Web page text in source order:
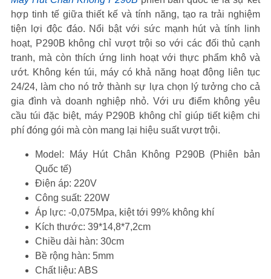
hợp tinh tế giữa thiết kế và tính năng, tạo ra trải nghiệm
tiện lợi độc đáo. Nổi bật với sức mạnh hút và tính linh
hoạt, P290B không chỉ vượt trội so với các đối thủ cạnh
tranh, mà còn thích ứng linh hoạt với thực phẩm khô và
ướt. Không kén túi, máy có khả năng hoạt động liên tục
24/24, làm cho nó trở thành sự lựa chọn lý tưởng cho cả
gia đình và doanh nghiệp nhỏ. Với ưu điểm không yêu
cầu túi đặc biệt, máy P290B không chỉ giúp tiết kiệm chi
phí đóng gói mà còn mang lại hiệu suất vượt trội.
Model: Máy Hút Chân Không P290B (Phiên bản
Quốc tế)
Điện áp: 220V
Công suất: 220W
Áp lực: -0,075Mpa, kiệt tới 99% không khí
Kích thước: 39*14,8*7,2cm
Chiều dài hàn: 30cm
Bề rộng hàn: 5mm
Chất liệu: ABS